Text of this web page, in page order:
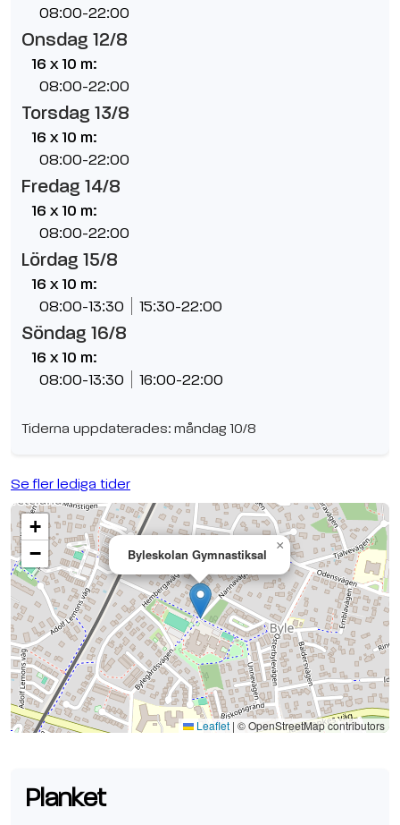
08:00-22:00
Onsdag 12/8
16 x 10 m:
08:00-22:00
Torsdag 13/8
16 x 10 m:
08:00-22:00
Fredag 14/8
16 x 10 m:
08:00-22:00
Lördag 15/8
16 x 10 m:
08:00-13:30 15:30-22:00
Söndag 16/8
16 x 10 m:
08:00-13:30 16:00-22:00
Tiderna uppdaterades: måndag 10/8
Se fler lediga tider
Byleskolan Gymnastiksal
×
+
−
Leaflet | © OpenStreetMap contributors
Se planen på Google Maps
Planket